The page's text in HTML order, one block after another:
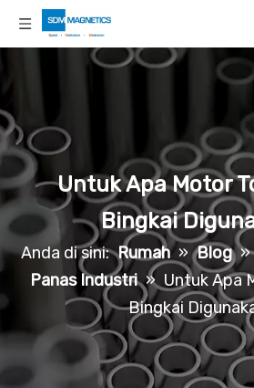
Untuk Apa Motor
Bingkai
Anda di sini: Rumah » Blog »
Panas Industri » Untuk Apa
Bingkai